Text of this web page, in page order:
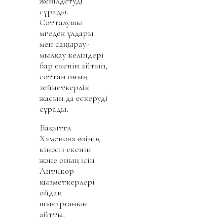
сұрады.
Сотталушы
мүгедек ұлдары
мен саңырау-
мылқау келіндері
бар екенін айтып,
соттан оның
зейнеткерлік
жасын да ескеруді
сұрады.
Бақытгүл
Хаменова өзінің
кінәсіз екенін
және оның ісін
Антикор
қызметкерлері
ойдан
шығарғанын
айтты.